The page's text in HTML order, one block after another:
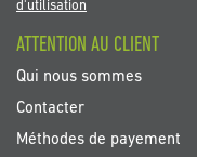
newsletter
d'utilisation
ATTENTION AU CLIENT
Qui nous sommes
Contacter
Méthodes de payement